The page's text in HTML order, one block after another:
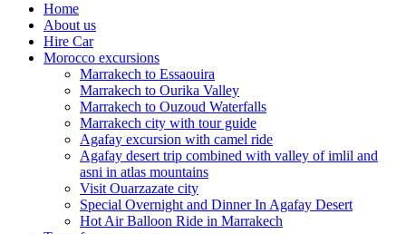
Home
About us
Hire Car
Morocco excursions
Marrakech to Essaouira
Marrakech to Ourika Valley
Marrakech to Ouzoud Waterfalls
Marrakech city with tour guide
Agafay excursion with camel ride
Agafay desert trip combined with valley of imlil and
asni in atlas mountains
Visit Ouarzazate city
Special Overnight and Dinner In Agafay Desert
Hot Air Balloon Ride in Marrakech